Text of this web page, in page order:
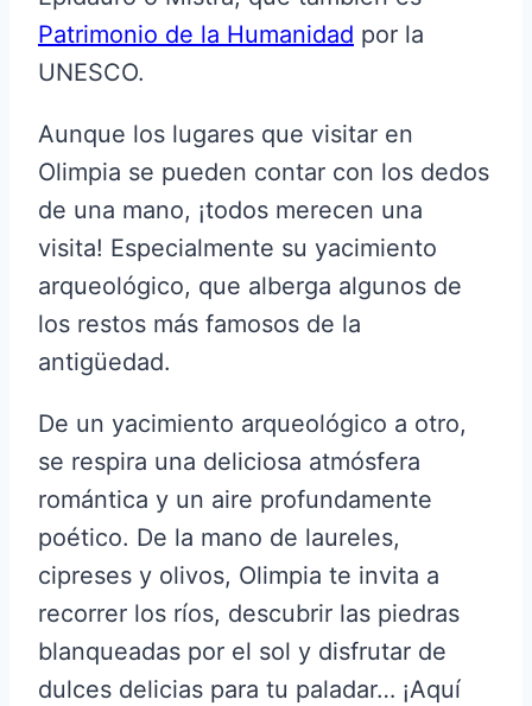
Patrimonio de la Humanidad por la
UNESCO.
Aunque los lugares que visitar en
Olimpia se pueden contar con los dedos
de una mano, ¡todos merecen una
visita! Especialmente su yacimiento
arqueológico, que alberga algunos de
los restos más famosos de la
antigüedad.
De un yacimiento arqueológico a otro,
se respira una deliciosa atmósfera
romántica y un aire profundamente
poético. De la mano de laureles,
cipreses y olivos, Olimpia te invita a
recorrer los ríos, descubrir las piedras
blanqueadas por el sol y disfrutar de
dulces delicias para tu paladar… ¡Aquí